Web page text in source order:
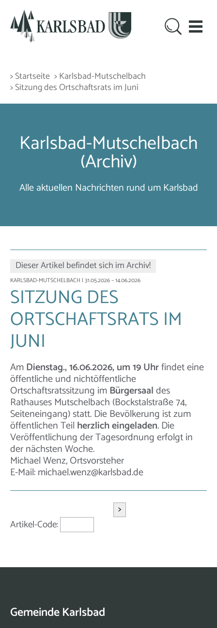
> Startseite > Karlsbad-Mutschelbach
> Sitzung des Ortschaftsrats im Juni
Karlsbad-Mutschelbach
(Archiv)
Alle aktuellen Nachrichten rund um Karlsbad
Dieser Artikel befindet sich im Archiv!
KARLSBAD-MUTSCHELBACH | 31.05.2026 – 14.06.2026
SITZUNG DES
ORTSCHAFTSRATS IM
JUNI
AmDienstag., 16.06.2026, um 19 Uhrfindet eine
öffentliche und nichtöffentliche
Ortschaftsratssitzung imBürgersaaldes
Rathauses Mutschelbach (Bockstalstraße 74,
Seiteneingang) statt. Die Bevölkerung ist zum
öffentlichen Teil herzlich eingeladen. Die
Veröffentlichung der Tagesordnung erfolgt in
der nächsten Woche.
Michael Wenz, Ortsvorsteher
E-Mail: michael.wenz@karlsbad.de
Artikel-Code:
>
Gemeinde Karlsbad